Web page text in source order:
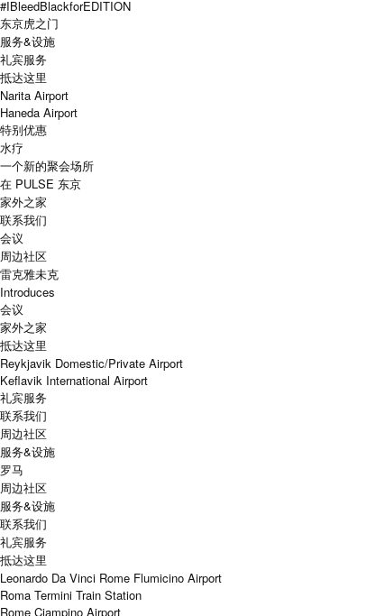
#IBleedBlackforEDITION
东京虎之门
服务&设施
礼宾服务
抵达这里
Narita Airport
Haneda Airport
特别优惠
水疗
一个新的聚会场所
在 PULSE 东京
家外之家
联系我们
会议
周边社区
雷克雅未克
Introduces
会议
家外之家
抵达这里
Reykjavik Domestic/Private Airport
Keflavik International Airport
礼宾服务
联系我们
周边社区
服务&设施
罗马
周边社区
服务&设施
联系我们
礼宾服务
抵达这里
Leonardo Da Vinci Rome Flumicino Airport
Roma Termini Train Station
Rome Ciampino Airport